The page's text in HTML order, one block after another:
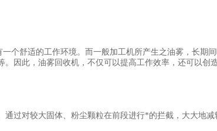
个舒适的工作环境。而一般加工机所产生之油雾，长期间
因此，油雾回收机，不仅可以提高工作效率，还可以创
过对较大固体、粉尘颗粒在前段进行*的拦截，大大地